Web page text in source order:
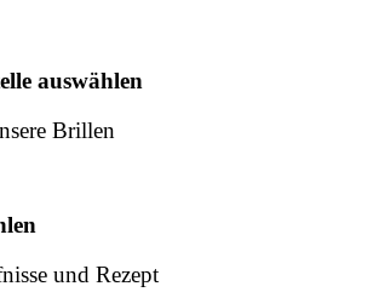
auswählen
Brillen
und Rezept